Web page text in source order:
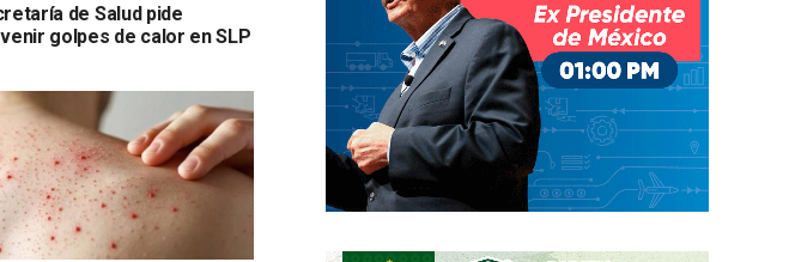
de Salud pide
golpes de calor en SLP